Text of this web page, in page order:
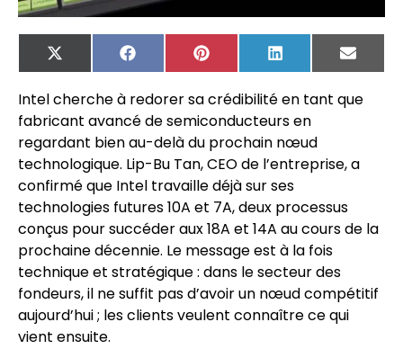
X
(Twitter)
FacebookPinterest LinkedIn
Email
Intel cherche à redorer sa crédibilité en tant que
fabricant avancé de semiconducteurs en
regardant bien au-delà du prochain nœud
technologique. Lip-Bu Tan, CEO de l’entreprise, a
confirmé que Intel travaille déjà sur ses
technologies futures 10A et 7A, deux processus
conçus pour succéder aux 18A et 14A au cours de la
prochaine décennie. Le message est à la fois
technique et stratégique : dans le secteur des
fondeurs, il ne suffit pas d’avoir un nœud compétitif
aujourd’hui ; les clients veulent connaître ce qui
vient ensuite.